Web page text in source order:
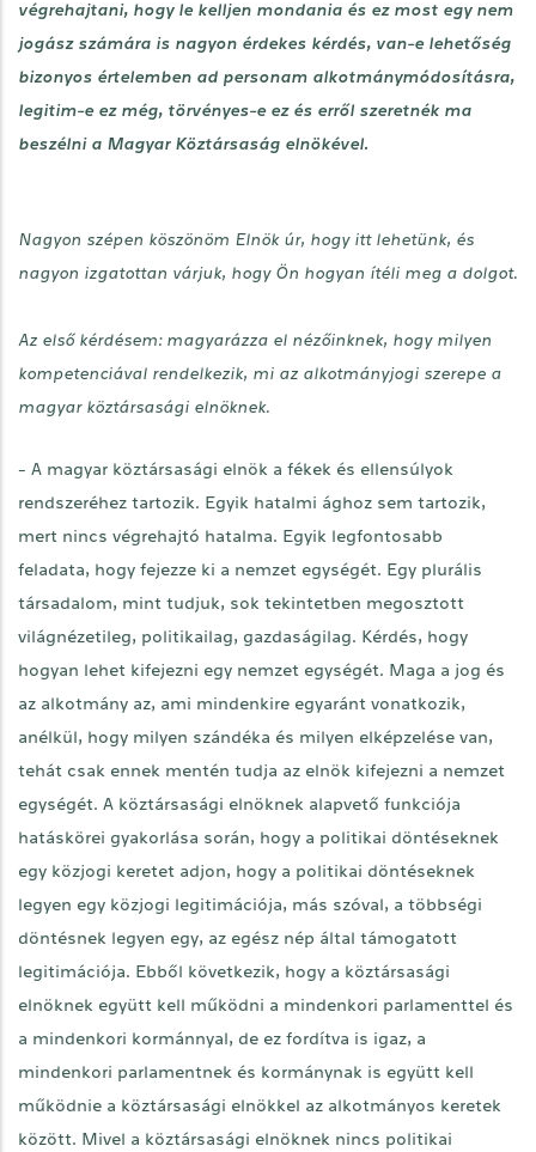
végrehajtani, hogy le kelljen mondania és ez most egy nem
jogász számára is nagyon érdekes kérdés, van-e lehetőség
bizonyos értelemben ad personam alkotmánymódosításra,
legitim-e ez még, törvényes-e ez és erről szeretnék ma
beszélni a Magyar Köztársaság elnökével.
Nagyon szépen köszönöm Elnök úr, hogy itt lehetünk, és
nagyon izgatottan várjuk, hogy Ön hogyan ítéli meg a dolgot.
Az első kérdésem: magyarázza el nézőinknek, hogy milyen
kompetenciával rendelkezik, mi az alkotmányjogi szerepe a
magyar köztársasági elnöknek.
- A magyar köztársasági elnök a fékek és ellensúlyok
rendszeréhez tartozik. Egyik hatalmi ághoz sem tartozik,
mert nincs végrehajtó hatalma. Egyik legfontosabb
feladata, hogy fejezze ki a nemzet egységét. Egy plurális
társadalom, mint tudjuk, sok tekintetben megosztott
világnézetileg, politikailag, gazdaságilag. Kérdés, hogy
hogyan lehet kifejezni egy nemzet egységét. Maga a jog és
az alkotmány az, ami mindenkire egyaránt vonatkozik,
anélkül, hogy milyen szándéka és milyen elképzelése van,
tehát csak ennek mentén tudja az elnök kifejezni a nemzet
egységét. A köztársasági elnöknek alapvető funkciója
hatáskörei gyakorlása során, hogy a politikai döntéseknek
egy közjogi keretet adjon, hogy a politikai döntéseknek
legyen egy közjogi legitimációja, más szóval, a többségi
döntésnek legyen egy, az egész nép által támogatott
legitimációja. Ebből következik, hogy a köztársasági
elnöknek együtt kell működni a mindenkori parlamenttel és
a mindenkori kormánnyal, de ez fordítva is igaz, a
mindenkori parlamentnek és kormánynak is együtt kell
működnie a köztársasági elnökkel az alkotmányos keretek
között. Mivel a köztársasági elnöknek nincs politikai